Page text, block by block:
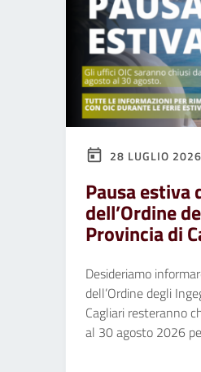
28 LUGLIO 2026
Pausa estiva
dell’Ordine
Provincia di
Desideriamo
dell’Ordine degli
Cagliari resteranno
al 30 agosto 2026